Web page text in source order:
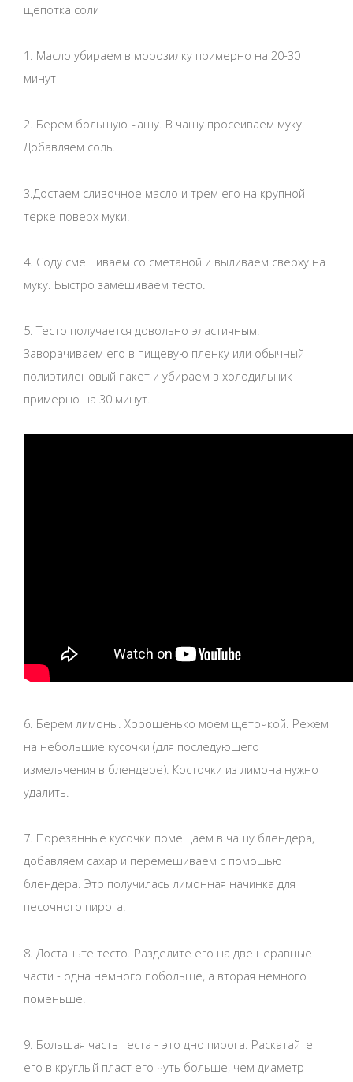
щепотка соли
1. Масло убираем в морозилку примерно на 20-30
минут
2. Берем большую чашу. В чашу просеиваем муку.
Добавляем соль.
3.Достаем сливочное масло и трем его на крупной
терке поверх муки.
4. Соду смешиваем со сметаной и выливаем сверху на
муку. Быстро замешиваем тесто.
5. Тесто получается довольно эластичным.
Заворачиваем его в пищевую пленку или обычный
полиэтиленовый пакет и убираем в холодильник
примерно на 30 минут.
6. Берем лимоны. Хорошенько моем щеточкой. Режем
на небольшие кусочки (для последующего
измельчения в блендере). Косточки из лимона нужно
удалить.
7. Порезанные кусочки помещаем в чашу блендера,
добавляем сахар и перемешиваем с помощью
блендера. Это получилась лимонная начинка для
песочного пирога.
8. Достаньте тесто. Разделите его на две неравные
части - одна немного побольше, а вторая немного
поменьше.
9. Большая часть теста - это дно пирога. Раскатайте
его в круглый пласт его чуть больше, чем диаметр